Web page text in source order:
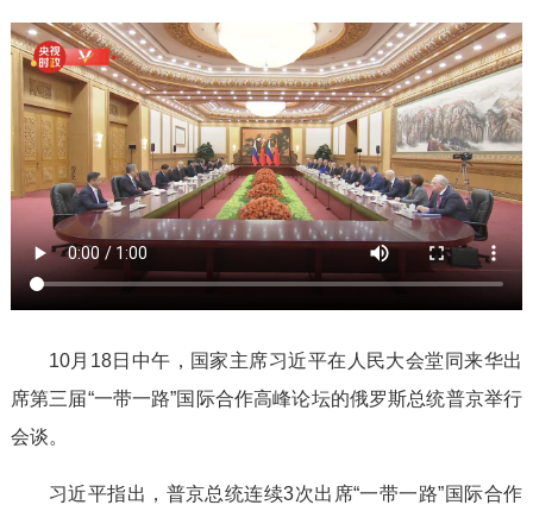
10月18日中午，国家主席习近平在人民大会堂同来华出
席第三届“一带一路”国际合作高峰论坛的俄罗斯总统普京举行
会谈。
习近平指出，普京总统连续3次出席“一带一路”国际合作